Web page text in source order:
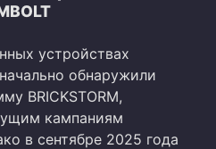
устройствах
обнаружили
BRICKSTORM,
кампаниям
в сентябре 2025 года